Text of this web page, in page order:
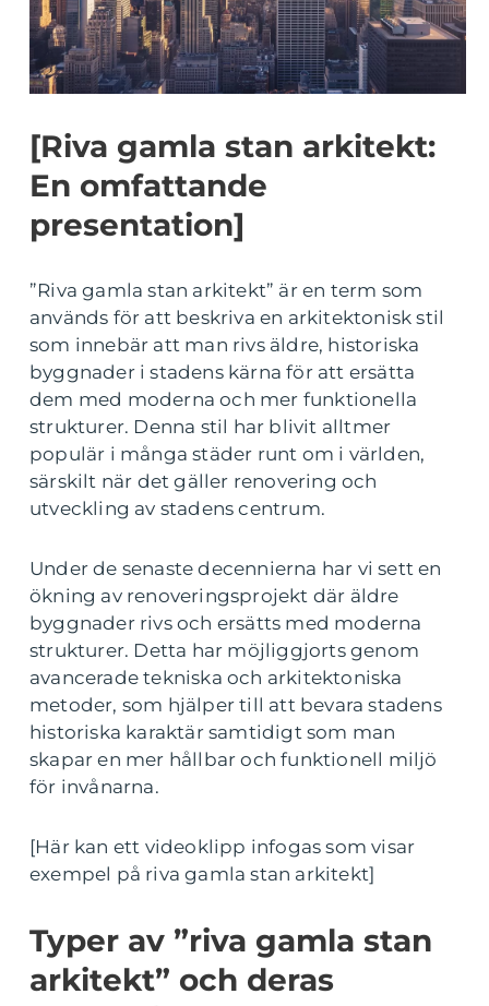
[Riva gamla stan arkitekt:
En omfattande
presentation]
”Riva gamla stan arkitekt” är en term som
används för att beskriva en arkitektonisk stil
som innebär att man rivs äldre, historiska
byggnader i stadens kärna för att ersätta
dem med moderna och mer funktionella
strukturer. Denna stil har blivit alltmer
populär i många städer runt om i världen,
särskilt när det gäller renovering och
utveckling av stadens centrum.
Under de senaste decennierna har vi sett en
ökning av renoveringsprojekt där äldre
byggnader rivs och ersätts med moderna
strukturer. Detta har möjliggjorts genom
avancerade tekniska och arkitektoniska
metoder, som hjälper till att bevara stadens
historiska karaktär samtidigt som man
skapar en mer hållbar och funktionell miljö
för invånarna.
[Här kan ett videoklipp infogas som visar
exempel på riva gamla stan arkitekt]
Typer av ”riva gamla stan
arkitekt” och deras